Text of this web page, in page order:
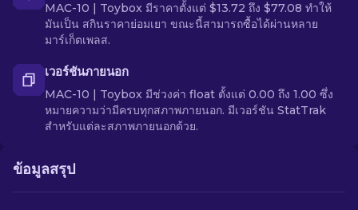
MAC-10 | Toybox มีราคาตั้งแต่ $13.72 ถึง $77.08 ทำให้
มันเป็น สกินราคาย่อมเยา ขณะนี้สามารถซื้อได้ผ่านหลาย
มาร์เก็ตเพลส.
เวอร์ชันภายนอก
MAC-10 | Toybox มีช่วงค่า float ตั้งแต่ 0.00 ถึง 1.00 ซึ่ง
หมายความว่ามีครบทุกสภาพภายนอก. มีเวอร์ชัน StatTrak
สำหรับแต่ละสภาพภายนอกด้วย.
ข้อมูลสรุป